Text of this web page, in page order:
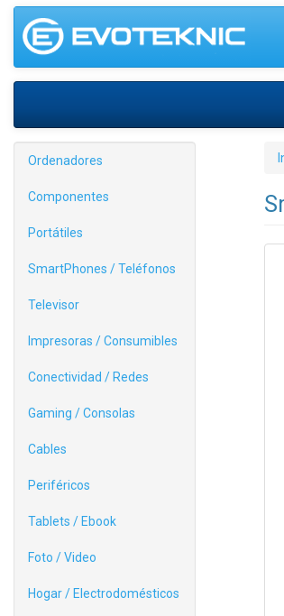
Ordenadores
Componentes
Portátiles
SmartPhones / Teléfonos
Televisor
Impresoras / Consumibles
Conectividad / Redes
Gaming / Consolas
Cables
Periféricos
Tablets / Ebook
Foto / Video
Hogar / Electrodomésticos